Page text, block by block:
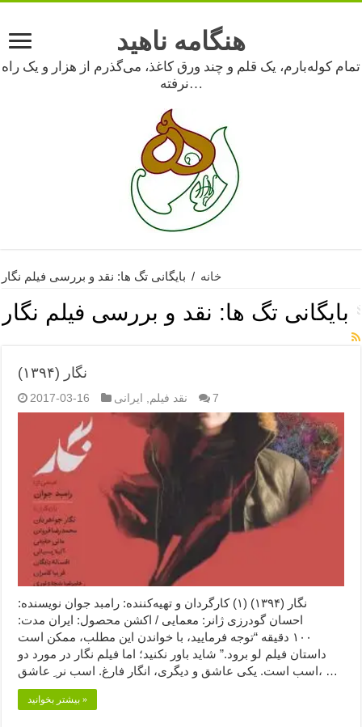
هنگامه ناهید
تمام کوله‌بارم، یک قلم و چند ورق کاغذ، می‌گذرم از هزار و یک راه
نرفته…
خانه / بایگانی تگ ها: نقد و بررسی فیلم نگار
بایگانی تگ ها: نقد و بررسی فیلم نگار
نگار (۱۳۹۴)
2017-03-16 نقد فیلم ایرانی 7
نگار (۱۳۹۴) (۱) کارگردان و تهیه‌کننده: رامبد جوان نویسنده:
احسان گودرزی ژانر: معمایی / اکشن محصول: ایران مدت:
۱۰۰ دقیقه “توجه فرمایید،‌ با خواندن این مطلب، ممکن است
داستان فیلم لو برود.” شاید باور نکنید؛ اما فیلم نگار در مورد دو
اسب است. یکی عاشق و دیگری، انگار فارغ. اسب نر ِ عاشق، …
بیشتر بخوانید »